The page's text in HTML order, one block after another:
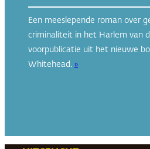
Een meeslepende roman over
criminaliteit in het Harlem van
voorpublicatie uit het nieuwe
Whitehead. »